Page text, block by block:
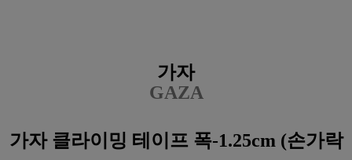
가자
GAZA
가자 클라이밍 테이프 폭-1.25cm (손가락